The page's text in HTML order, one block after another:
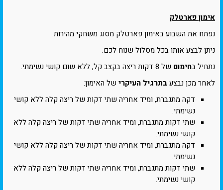
אימון פארטלק
נפתח את השבוע באימון פארטלק מסוג משחקי מהירות.
ניתן לבצע אותו בכל מסלול שנוח לכם.
נתחיל בחימום של 8 דקות ריצה בקצב קל, ללא שום קושי נשימתי.
לאחר מכן נבצעבתרגיל העיקרי של האימון:
דקה מתגברת, ומיד אחריה שתי דקות של ריצה קלה ללא קושי
נשימתי.
שתי דקות מתגברת, ומיד אחריה שתי דקות של ריצה קלה ללא
קושי נשימתי.
דקה מתגברת, ומיד אחריה שתי דקות של ריצה קלה ללא קושי
נשימתי.
שתי דקות מתגברת, ומיד אחריה שתי דקות של ריצה קלה ללא
קושי נשימתי.